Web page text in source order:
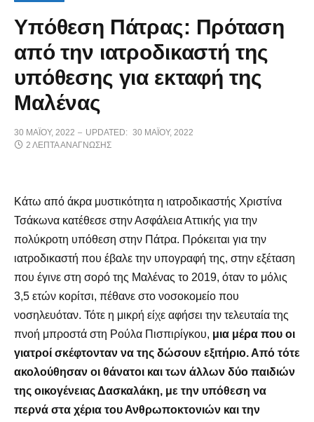
Υπόθεση Πάτρας: Πρόταση
από την ιατροδικαστή της
υπόθεσης για εκταφή της
Μαλένας
30 ΜΑΪ́ΟΥ, 2022 UPDATED: 30 ΜΑΪ́ΟΥ, 2022
2 ΛΕΠΤΆ ΑΝΆΓΝΩΣΗΣ
Κάτω από άκρα μυστικότητα η ιατροδικαστής Χριστίνα
Τσάκωνα κατέθεσε στην Ασφάλεια Αττικής για την
πολύκροτη υπόθεση στην Πάτρα. Πρόκειται για την
ιατροδικαστή που έβαλε την υπογραφή της, στην εξέταση
που έγινε στη σορό της Μαλένας το 2019, όταν το μόλις
3,5 ετών κορίτσι, πέθανε στο νοσοκομείο που
νοσηλευόταν. Τότε η μικρή είχε αφήσει την τελευταία της
πνοή μπροστά στη Ρούλα Πισπιρίγκου, μια μέρα που οι
γιατροί σκέφτονταν να της δώσουν εξιτήριο. Από τότε
ακολούθησαν οι θάνατοι και των άλλων δύο παιδιών
της οικογένειας Δασκαλάκη, με την υπόθεση να
περνά στα χέρια του Ανθρωποκτονιών και την